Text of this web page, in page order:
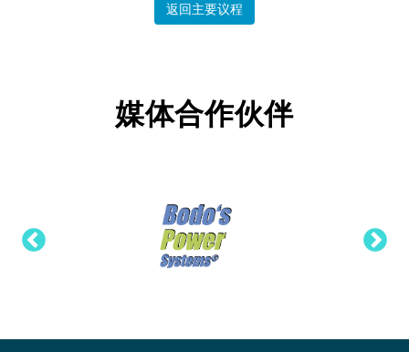
返回主要议程
媒体合作伙伴